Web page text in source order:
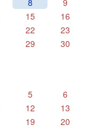
15
16
22
23
29
30
5
6
12
13
19
20